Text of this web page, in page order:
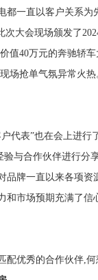
一直以客户关系为
次大会现场颁发了
值40万元的奔驰轿
场抢单气氛异常火热
表”也在会上进行
与合作伙伴进行分
品牌一直以来各项资
和市场预期充满了信
优秀的合作伙伴,何